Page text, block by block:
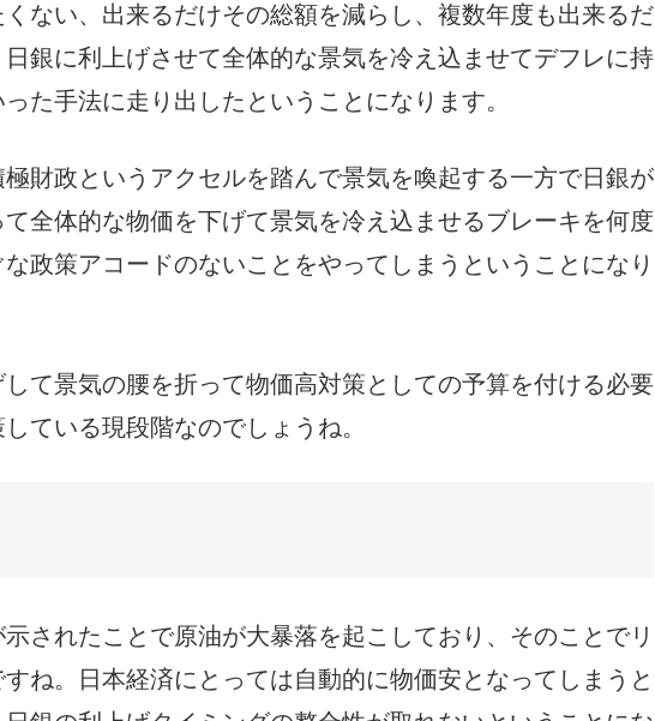
ない、出来るだけその総額を減らし、複数年度も出来るだ
銀に利上げさせて全体的な景気を冷え込ませてデフレに持
た手法に走り出したということになります。
財政というアクセルを踏んで景気を喚起する一方で日銀が
全体的な物価を下げて景気を冷え込ませるブレーキを何度
政策アコードのないことをやってしまうということになり
て景気の腰を折って物価高対策としての予算を付ける必要
ている現段階なのでしょうね。
されたことで原油が大暴落を起こしており、そのことでリ
ね。日本経済にとっては自動的に物価安となってしまうと